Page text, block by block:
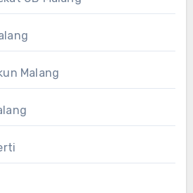
Malang